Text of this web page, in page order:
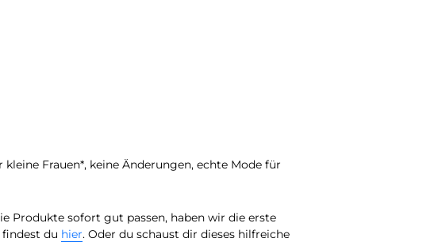
Frauen*, keine Änderungen, echte Mode für
Produkte sofort gut passen, haben wir die erste
du hier. Oder du schaust dir dieses hilfreiche